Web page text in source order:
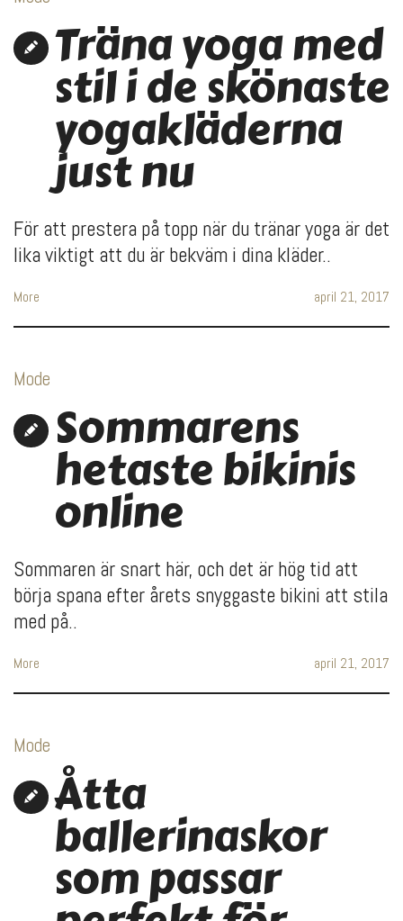
Träna yoga med
stil i de skönaste
yogakläderna
just nu
För att prestera på topp när du tränar yoga är det
lika viktigt att du är bekväm i dina kläder..
More april 21, 2017
Mode
Sommarens
hetaste bikinis
online
Sommaren är snart här, och det är hög tid att
börja spana efter årets snyggaste bikini att stila
med på..
More april 21, 2017
Mode
Åtta
ballerinaskor
som passar